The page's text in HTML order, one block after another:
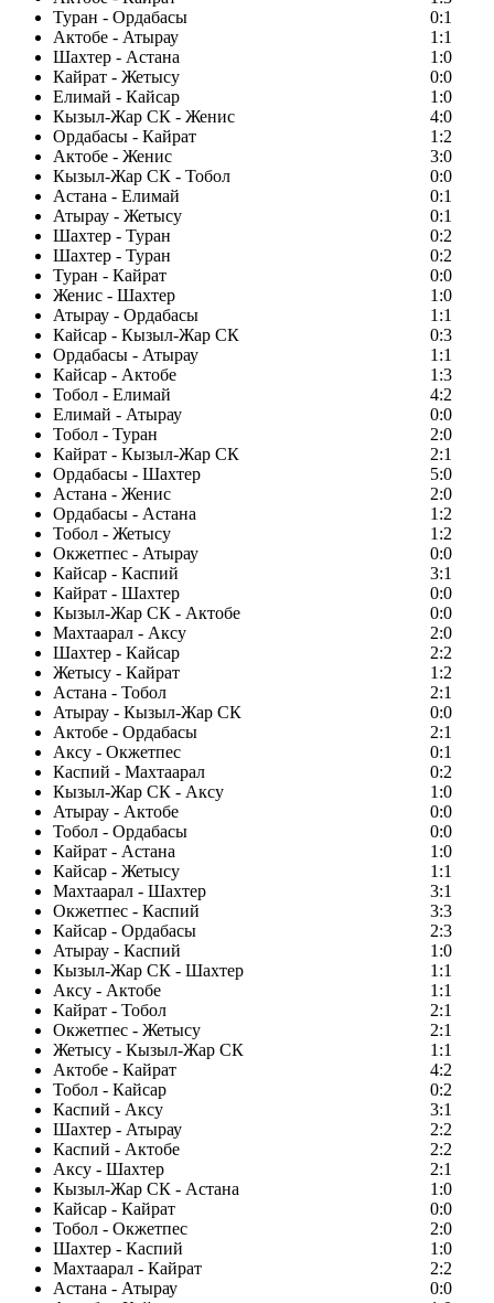
Туран - Ордабасы
0:1
Актобе - Атырау
1:1
Шахтер - Астана
1:0
Кайрат - Жетысу
0:0
Елимай - Кайсар
1:0
Кызыл-Жар СК - Женис
4:0
Ордабасы - Кайрат
1:2
Актобе - Женис
3:0
Кызыл-Жар СК - Тобол
0:0
Астана - Елимай
0:1
Атырау - Жетысу
0:1
Шахтер - Туран
0:2
Шахтер - Туран
0:2
Туран - Кайрат
0:0
Женис - Шахтер
1:0
Атырау - Ордабасы
1:1
Кайсар - Кызыл-Жар СК
0:3
Ордабасы - Атырау
1:1
Кайсар - Актобе
1:3
Тобол - Елимай
4:2
Елимай - Атырау
0:0
Тобол - Туран
2:0
Кайрат - Кызыл-Жар СК
2:1
Ордабасы - Шахтер
5:0
Астана - Женис
2:0
Ордабасы - Астана
1:2
Тобол - Жетысу
1:2
Окжетпес - Атырау
0:0
Кайсар - Каспий
3:1
Кайрат - Шахтер
0:0
Кызыл-Жар СК - Актобе
0:0
Махтаарал - Аксу
2:0
Шахтер - Кайсар
2:2
Жетысу - Кайрат
1:2
Астана - Тобол
2:1
Атырау - Кызыл-Жар СК
0:0
Актобе - Ордабасы
2:1
Аксу - Окжетпес
0:1
Каспий - Махтаарал
0:2
Кызыл-Жар СК - Аксу
1:0
Атырау - Актобе
0:0
Тобол - Ордабасы
0:0
Кайрат - Астана
1:0
Кайсар - Жетысу
1:1
Махтаарал - Шахтер
3:1
Окжетпес - Каспий
3:3
Кайсар - Ордабасы
2:3
Атырау - Каспий
1:0
Кызыл-Жар СК - Шахтер
1:1
Аксу - Актобе
1:1
Кайрат - Тобол
2:1
Окжетпес - Жетысу
2:1
Жетысу - Кызыл-Жар СК
1:1
Актобе - Кайрат
4:2
Тобол - Кайсар
0:2
Каспий - Аксу
3:1
Шахтер - Атырау
2:2
Каспий - Актобе
2:2
Аксу - Шахтер
2:1
Кызыл-Жар СК - Астана
1:0
Кайсар - Кайрат
0:0
Тобол - Окжетпес
2:0
Шахтер - Каспий
1:0
Махтаарал - Кайрат
2:2
Астана - Атырау
0:0